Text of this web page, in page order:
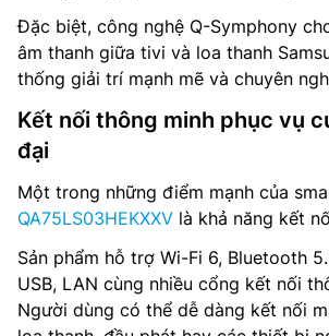
Đặc biệt, công nghệ Q-Symphony
âm thanh giữa tivi và loa thanh
thống giải trí mạnh mẽ và chuyên
Kết nối thông minh phục vụ
đại
Một trong những điểm mạnh của
QA75LS03HEKXXV là khả năng kết
Sản phẩm hỗ trợ Wi-Fi 6, Bluetooth
USB, LAN cùng nhiều cổng kết nối
Người dùng có thể dễ dàng kết nối